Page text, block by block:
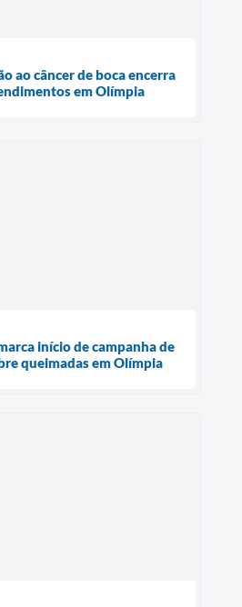
ao câncer de boca encerra
em Olímpia
início de campanha de
queimadas em Olímpia